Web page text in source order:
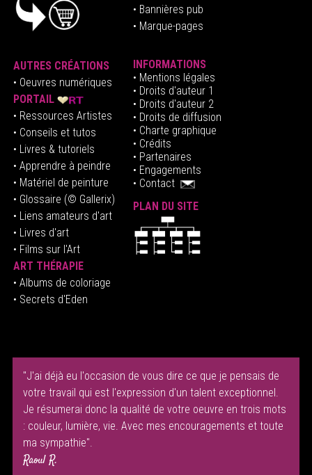
• Bannières pub
• Marque-pages
AUTRES CRÉATIONS
• Oeuvres numériques
PORTAIL
• Ressources Artistes
• Conseils et tutos
• Livres & tutoriels
• Apprendre à peindre
• Matériel de peinture
• Glossaire (© Gallerix)
• Liens amateurs d'art
• Livres d'art
• Films sur l'Art
ART THÉRAPIE
• Albums de coloriage
• Secrets d'Eden
INFORMATIONS
• Mentions légales
• Droits d'auteur1
• Droits d'auteur 2
• Droits de diffusion
• Charte graphique
• Crédits
• Partenaires
• Engagements
• Contact
PLAN DU SITE
"J'ai déjà eu l'occasion de vous dire ce que je pensais de
votre travail qui est l'expression d'un talent exceptionnel.
Je résumerai donc la qualité de votre oeuvre en trois mots
: couleur, lumière, vie. Avec mes encouragements et toute
ma sympathie".
Raoul R.